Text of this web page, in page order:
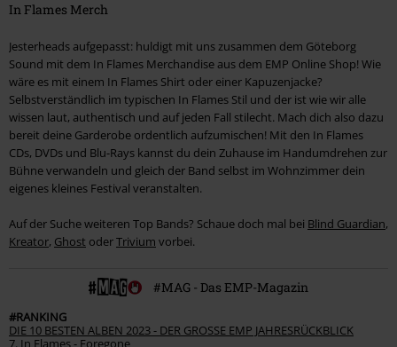
In Flames Merch
Jesterheads aufgepasst: huldigt mit uns zusammen dem Göteborg
Sound mit dem In Flames Merchandise aus dem EMP Online Shop! Wie
wäre es mit einem In Flames Shirt oder einer Kapuzenjacke?
Selbstverständlich im typischen In Flames Stil und der ist wie wir alle
wissen laut, authentisch und auf jeden Fall stilecht. Mach dich also dazu
bereit deine Garderobe ordentlich aufzumischen! Mit den In Flames
CDs, DVDs und Blu-Rays kannst du dein Zuhause im Handumdrehen zur
Bühne verwandeln und gleich der Band selbst im Wohnzimmer dein
eigenes kleines Festival veranstalten.
Auf der Suche weiteren Top Bands? Schaue doch mal bei Blind Guardian,
Kreator, Ghost oderTrivium vorbei.
#MAG - Das EMP-Magazin
#RANKING
DIE 10 BESTEN ALBEN 2023 - DER GROSSE EMP JAHRESRÜCKBLICK
7. In Flames - Foregone